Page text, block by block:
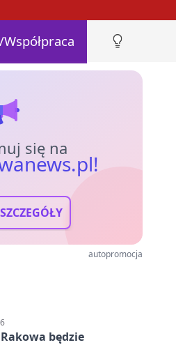
się na
autopromocja
będzie